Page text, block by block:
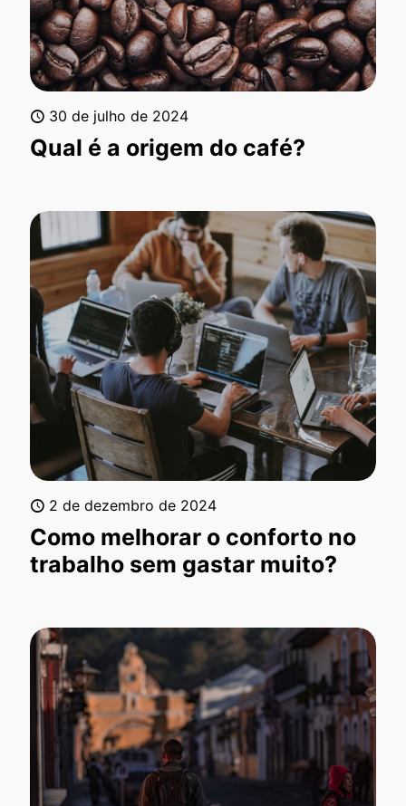
30 de julho de 2024
Qual é a origem do café?
2 de dezembro de 2024
Como melhorar o conforto no
trabalho sem gastar muito?